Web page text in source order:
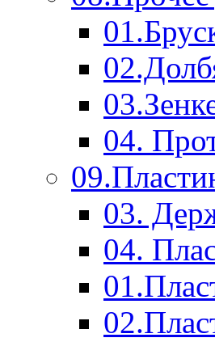
04.
03.
04.